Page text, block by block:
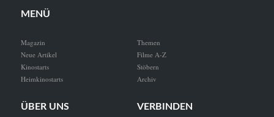
MENÜ
Magazin
Neue Artikel
Kinostarts
Heimkinostarts
Themen
Filme A-Z
Stöbern
Archiv
ÜBER UNS VERBINDEN